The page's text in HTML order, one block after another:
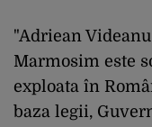
"Adriean
Marmosim este
exploata în
baza legii,